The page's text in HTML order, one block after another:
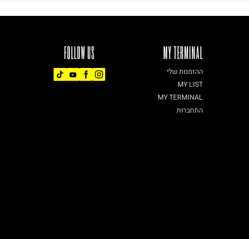
FOLLOW US MY TERMINAL
ההזמנות שלי
MY LIST
MY TERMINAL
התחברות